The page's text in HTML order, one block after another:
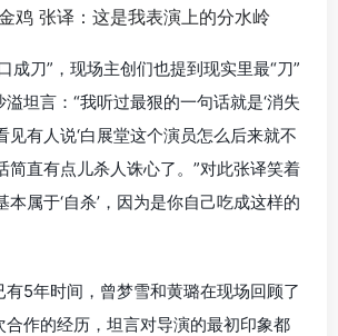
成刀”，现场主创们也提到现实里最“刀”
坦言：“我听过最狠的一句话就是‘消失
见有人说‘白展堂这个演员怎么后来就不
简直有点儿杀人诛心了。”对此张译笑着
本属于‘自杀’，因为是你自己吃成这样的
有5年时间，曾梦雪和黄璐在现场回顾了
合作的经历，坦言对导演的最初印象都